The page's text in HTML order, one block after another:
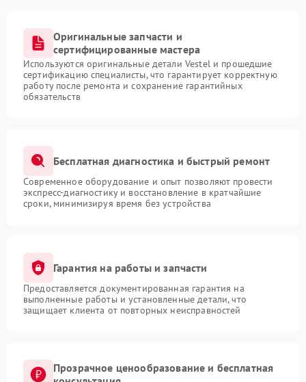
Оригинальные запчасти и
сертифицированные мастера
Используются оригинальные детали Vestel и прошедшие
сертификацию специалисты, что гарантирует корректную
работу после ремонта и сохранение гарантийных
обязательств
Бесплатная диагностика и быстрый ремонт
Современное оборудование и опыт позволяют провести
экспресс-диагностику и восстановление в кратчайшие
сроки, минимизируя время без устройства
Гарантия на работы и запчасти
Предоставляется документированная гарантия на
выполненные работы и установленные детали, что
защищает клиента от повторных неисправностей
Прозрачное ценообразование и бесплатная